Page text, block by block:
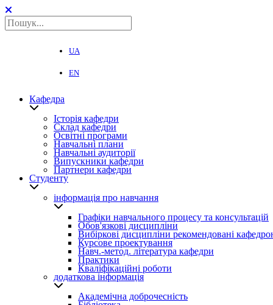
UA
EN
Кафедра
Історія кафедри
Склад кафедри
Освітні програми
Навчальні плани
Навчальні аудиторії
Випускники кафедри
Партнери кафедри
Студенту
інформація про навчання
Графіки навчального процесу та консультацій
Обов'язкові дисципліни
Вибіркові дисципліни рекомендовані
Курсове проектування
Навч.-метод. література кафедри
Практики
Кваліфікаційні роботи
додаткова інформація
Академічна доброчесність